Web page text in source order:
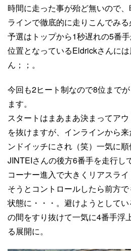
時間に走った事が殆ど無いので
ラインで徹底的に走りこんでみる
予選はトップから1秒遅れの5番
位置となっているEldrickさんに
ん；；。
今回も2ヒート制なので8位まで
ます。
スタートはまあまあ決まってア
を抜けますが、インラインから
ンドイッチにされ（笑）一気に
JINTEIさんの後方6番手を走行し
コーナー進入で大きくリアスラ
そうとコントロールしたら前方
状態に・・・。避けようとして
の間をすり抜けて一気に4番手浮
る展開に。